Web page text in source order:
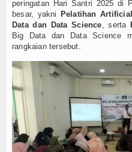
Politik
Ekonomi
Teknologi
Seni dan Budaya
Cerita Fiksi
Novel
peringatan Hari Santri 2025 di
besar, yakni Pelatihan
Data dan Data Science , serta
Big Data dan Data Science
rangkaian tersebut.